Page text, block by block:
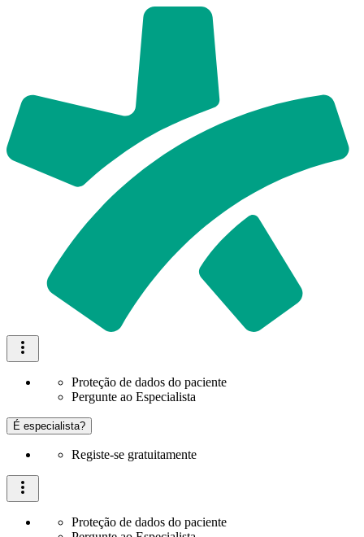
Proteção de dados do paciente
Pergunte ao Especialista
É especialista?
Registe-se gratuitamente
Proteção de dados do paciente